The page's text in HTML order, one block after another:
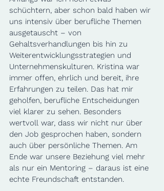
schüchtern, aber schon bald haben wir
uns intensiv über berufliche Themen
ausgetauscht – von
Gehaltsverhandlungen bis hin zu
Weiterentwicklungsstrategien und
Unternehmenskulturen. Kristina war
immer offen, ehrlich und bereit, ihre
Erfahrungen zu teilen. Das hat mir
geholfen, berufliche Entscheidungen
viel klarer zu sehen. Besonders
wertvoll war, dass wir nicht nur über
den Job gesprochen haben, sondern
auch über persönliche Themen. Am
Ende war unsere Beziehung viel mehr
als nur ein Mentoring – daraus ist eine
echte Freundschaft entstanden.